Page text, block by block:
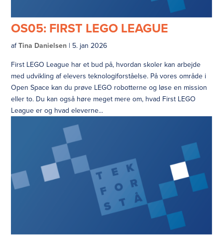
OS05: FIRST LEGO LEAGUE
afTina Danielsen | 5. jan 2026
First LEGO League har et bud på, hvordan skoler kan arbejde
med udvikling af elevers teknologiforståelse. På vores område i
Open Space kan du prøve LEGO robotterne og løse en mission
eller to. Du kan også høre meget mere om, hvad First LEGO
League er og hvad eleverne...